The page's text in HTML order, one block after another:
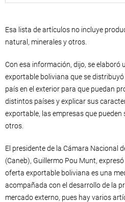
Esa lista de artículos no incluye
natural, minerales y otros.
Con esa información, dijo, se elaboró
exportable boliviana que se
país en el exterior para que puedan
distintos países y explicar sus
exportable, las empresas que
otros.
El presidente de la Cámara Nacional
(Caneb), Guillermo Pou Munt,
oferta exportable boliviana es una
acompañada con el desarrollo de la
mercado externo, pues hay varios